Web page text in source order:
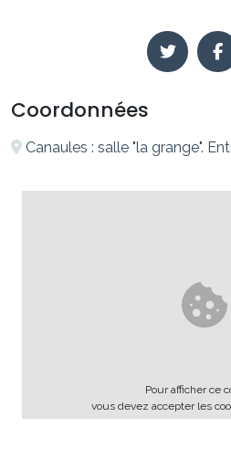
Coordonnées
Canaules : salle "la grange".
Pour afficher ce
vous devez accepter les